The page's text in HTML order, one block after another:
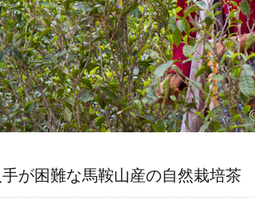
が困難な馬鞍山産の自然栽培茶